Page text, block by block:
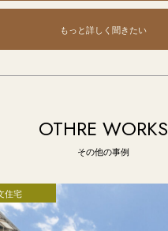
もっと詳しく聞きたい
OTHRE WORKS
その他の事例
住宅